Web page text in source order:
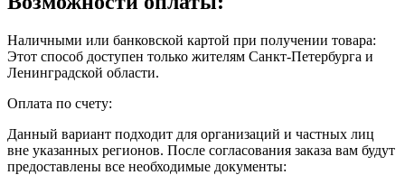
Наличными или банковской картой при получении товара:
Этот способ доступен только жителям Санкт-Петербурга и
Ленинградской области.
Оплата по счету:
Данный вариант подходит для организаций и частных лиц
вне указанных регионов. После согласования заказа вам будут
предоставлены все необходимые документы: